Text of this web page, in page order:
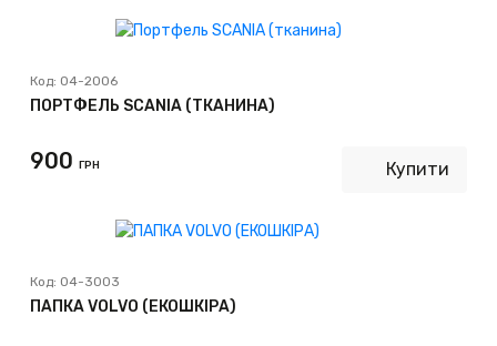
Код: 04-2006
ПОРТФЕЛЬ SCANIA (ТКАНИНА)
900 ГРН Купити
Код: 04-3003
ПАПКА VOLVO (ЕКОШКІРА)